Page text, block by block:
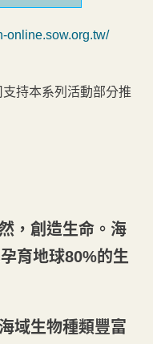
online.sow.org.tw/
持本系列活動部分推
，創造生命。海
育地球80%的生
域生物種類豐富